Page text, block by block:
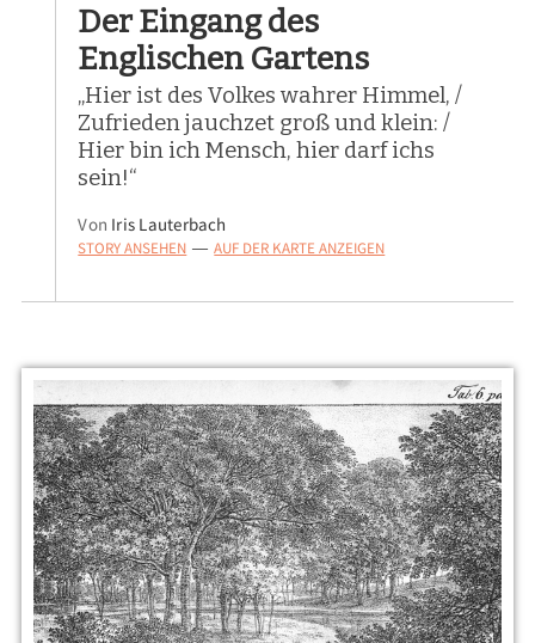
Der Eingang des
Englischen Gartens
„Hier ist des Volkes wahrer Himmel, /
Zufrieden jauchzet groß und klein: /
Hier bin ich Mensch, hier darf ichs
sein!“
Von Iris Lauterbach
STORY ANSEHEN — AUF DER KARTE ANZEIGEN